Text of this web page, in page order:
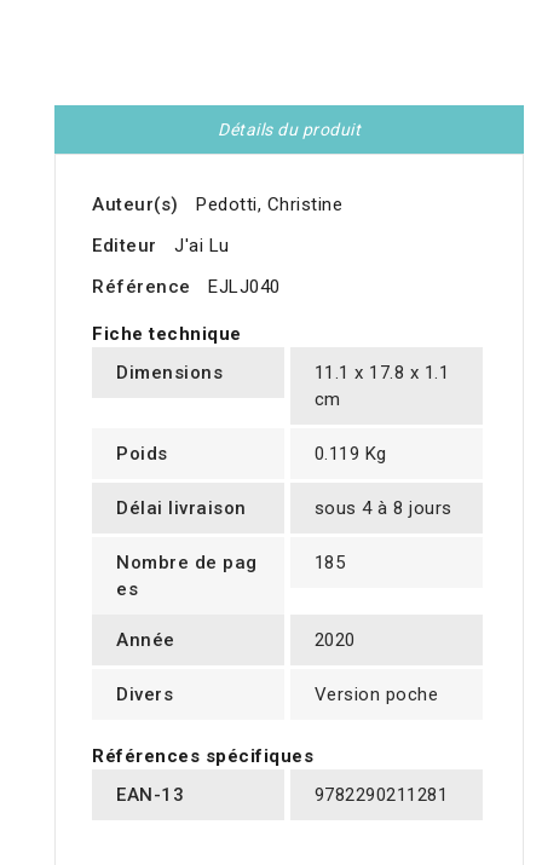
Détails du produit
Auteur(s)
Pedotti, Christine
Editeur
J'ai Lu
Référence
EJLJ040
Fiche technique
Dimensions
11.1 x 17.8 x 1.1
cm
Poids 0.119 Kg
Délai livraison sous 4 à 8 jours
Nombre de pag
es
185
Année 2020
Divers Version poche
Références spécifiques
EAN-13
9782290211281